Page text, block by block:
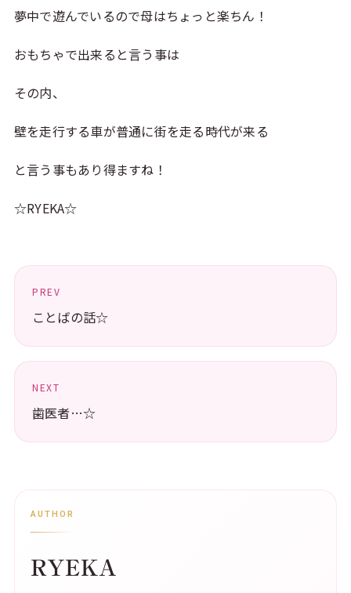
夢中で遊んでいるので母はちょっと楽ちん！
おもちゃで出来ると言う事は
その内、
壁を走行する車が普通に街を走る時代が来る
と言う事もあり得ますね！
☆RYEKA☆
PREV
ことばの話☆
NEXT
歯医者…☆
AUTHOR
RYEKA